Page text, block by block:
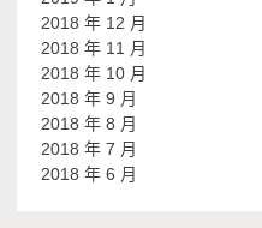
2018 年 12 月
2018 年 11 月
2018 年 10 月
2018 年 9 月
2018 年 8 月
2018 年 7 月
2018 年 6 月